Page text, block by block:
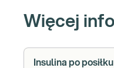
Więcej
Insulina po